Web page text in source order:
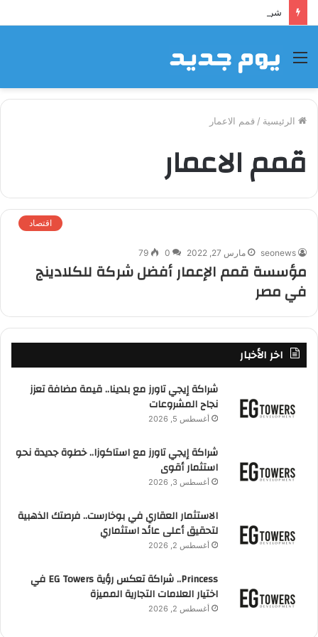
شراكة إيجي تاورز مع بلدينا.. قيمة مضافة تعزز نجاح المشروعات
القائمة
الرئيسية / قمم الاعمار
قمم الاعمار
اقتصاد
seonews مارس 27, 2022 0
79
مؤسسة قمم الإعمار أفضل شركة للكلادينج
في مصر
اخر الأخبار
شراكة إيجي تاورز مع بلدينا.. قيمة مضافة تعزز
نجاح المشروعات
أغسطس 5, 2026
شراكة إيجي تاورز مع استاكوزا.. خطوة جديدة نحو
استثمار أقوى
أغسطس 3, 2026
الاستثمار العقاري في بوخارست.. فرصتك الذهبية
لتحقيق أعلى عائد استثماري
أغسطس 2, 2026
Princess.. شراكة تعكس رؤية EG Towers في
اختيار العلامات التجارية المميزة
أغسطس 2, 2026